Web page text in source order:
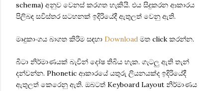
schema) අනුව වෙනස් කරගත හැකියි. එය සිදුකරන ආකාරය
පිලිබඳ සවිස්තර සටහනක් ඉදිරියේදී ඇතුලත් වෙනු ඇති.
මෘදුකාංගය බාගත කිරිම සඳහා Download මත click කරන්න.
බීටා නිර්මාණයක් බැවින් දෝෂ තිබිය හැක. ගැටලු ඇති තැන්
දන්වන්න. Phonetic ආකාරයේ යතුරු ලියනයක්ද ඉදිරියේදී
ඇතුලත් කෙරෙනු ඇති. ඔබටත් Keyboard Layout නිර්මාණය